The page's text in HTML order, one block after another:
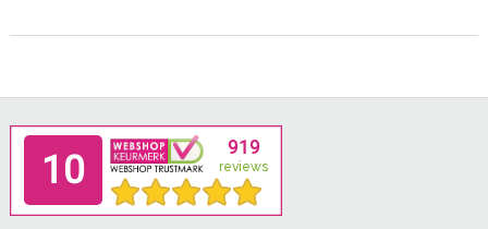
kan
worden
de
productpagina
Footer